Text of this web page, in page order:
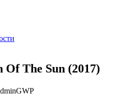
The Sun (2017)